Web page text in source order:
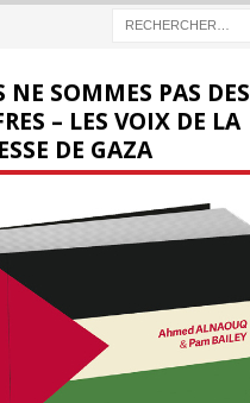
NE SOMMES PAS DES
– LES VOIX DE LA
DE GAZA